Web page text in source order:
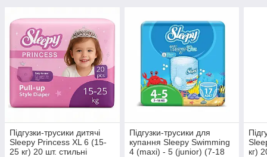
Підгузки-трусики дитячі
Sleepy Princess XL 6 (15-
25 кг) 20 шт. стильні
Підгузки-трусики для
купання Sleepy Swimming
4 (maxi) - 5 (junior) (7-18
кг)